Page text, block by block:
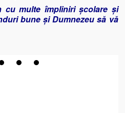
cu multe împliniri școlare și
bune și Dumnezeu să vă